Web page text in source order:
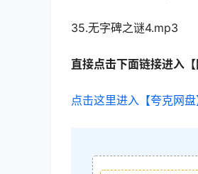
35.无字碑之谜4.mp3
直接点击下面链接进入
点击这里进入【夸克网